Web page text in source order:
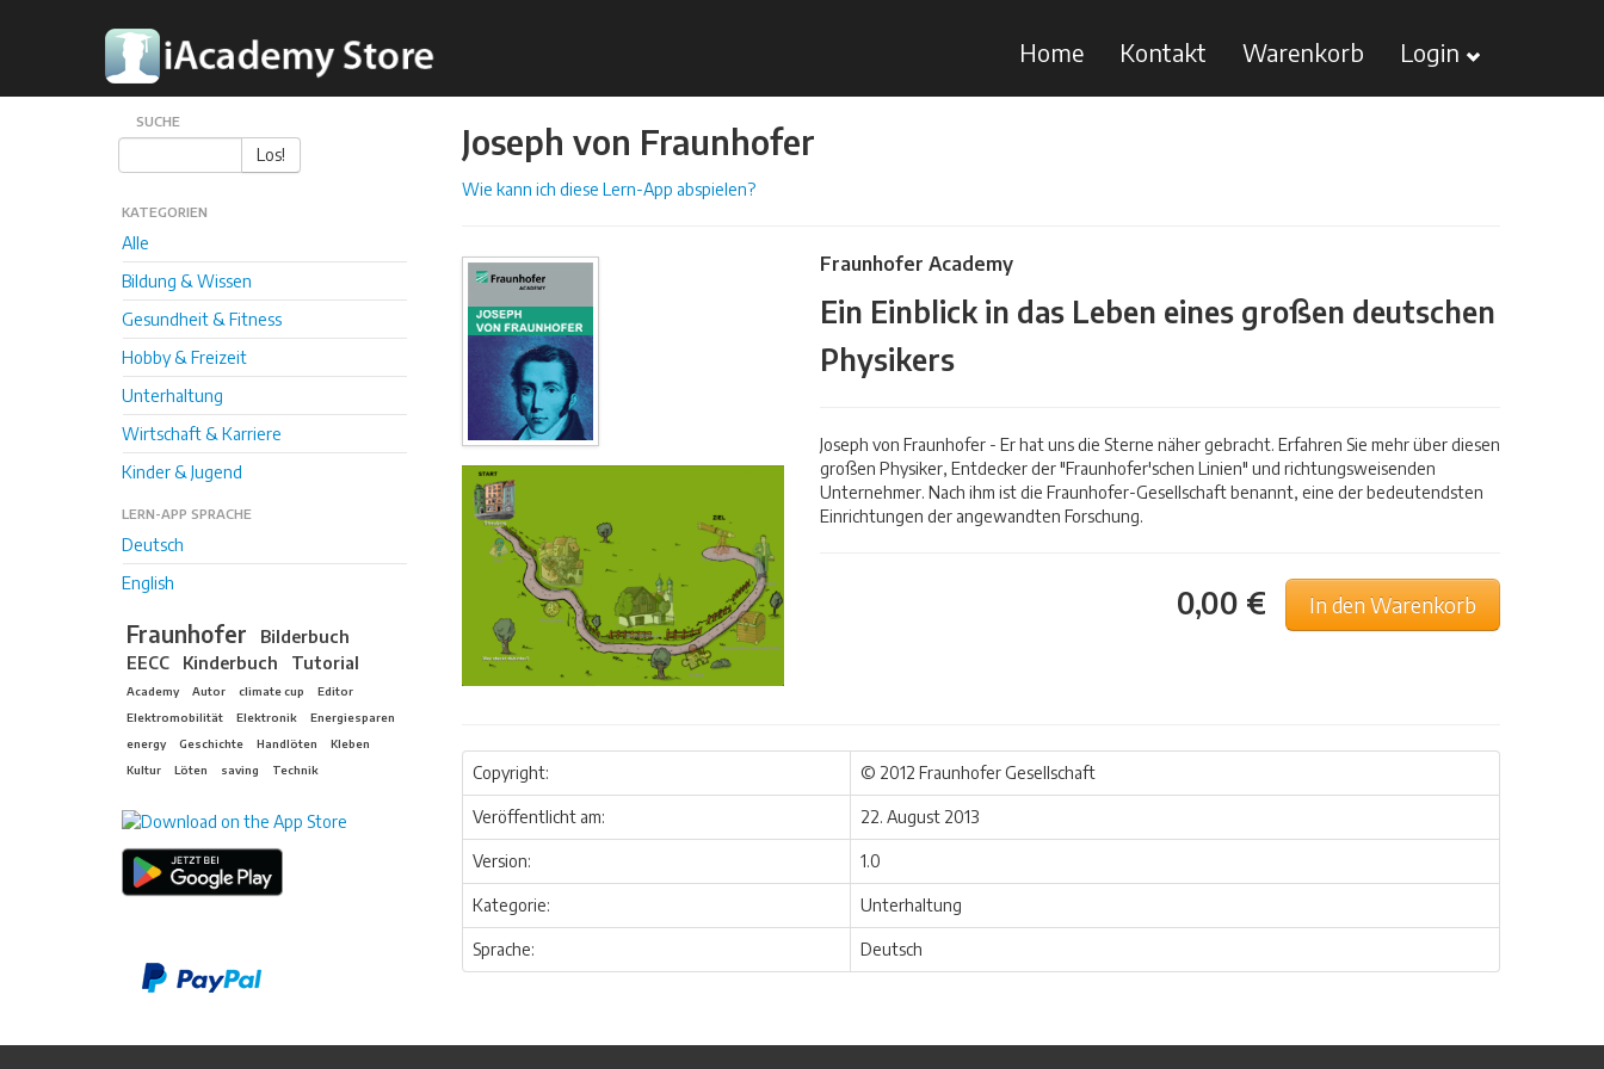
Home Kontakt Warenkorb Login
SUCHE
Los!
KATEGORIEN
Alle
Bildung & Wissen
Gesundheit & Fitness
Hobby & Freizeit
Unterhaltung
Wirtschaft & Karriere
Kinder & Jugend
LERN-APP SPRACHE
Deutsch
English
Fraunhofer
Bilderbuch
EECC
Kinderbuch Tutorial
Academy Autor climate cup
Editor
Elektromobilität
Elektronik
Energiesparen
energy
Geschichte Handlöten
Kleben
Kultur
Löten saving Technik
Joseph von Fraunhofer
Wie kann ich diese Lern-App abspielen?
Fraunhofer Academy
Ein Einblick in das Leben eines großen deutschen
Physikers
Joseph von Fraunhofer - Er hat uns die Sterne näher gebracht. Erfahren Sie mehr über diesen
großen Physiker, Entdecker der "Fraunhofer'schen Linien" und richtungsweisenden
Unternehmer. Nach ihm ist die Fraunhofer-Gesellschaft benannt, eine der bedeutendsten
Einrichtungen der angewandten Forschung.
In den Warenkorb
0,00 €
Copyright: © 2012 Fraunhofer Gesellschaft
Veröffentlicht am: 22. August 2013
Version: 1.0
Kategorie: Unterhaltung
Sprache: Deutsch